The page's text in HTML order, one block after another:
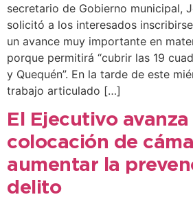
secretario de Gobierno municipal,
solicitó a los interesados
un avance muy importante en
porque permitirá “cubrir las 19
y Quequén”. En la tarde de este
trabajo articulado […]
El Ejecutivo
colocación de
aumentar la
delito